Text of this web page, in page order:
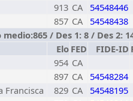
913 CA
54548446
857 CA
54548438
/ Des 1: 8 / Des 2:
Elo FED FIDE-ID
954 CA
897 CA
54548284
Francisca 829 CA
54548195